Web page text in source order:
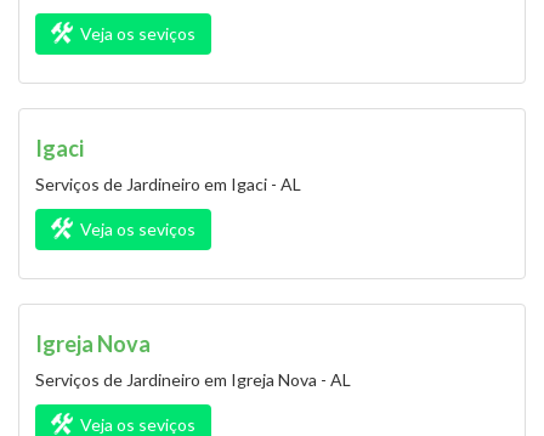
Veja os seviços
Igaci
Serviços de Jardineiro em Igaci - AL
Veja os seviços
Igreja Nova
Serviços de Jardineiro em Igreja Nova - AL
Veja os seviços